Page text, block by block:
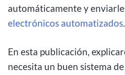
automáticamente y
electrónicos automatizados
En esta publicación,
necesita un buen sistema